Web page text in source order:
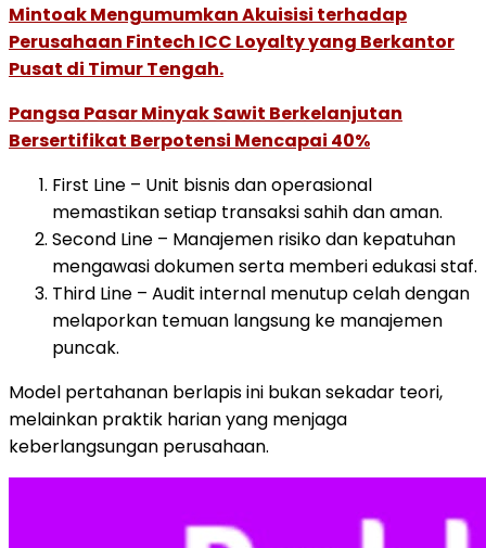
Mintoak Mengumumkan Akuisisi terhadap
Perusahaan Fintech ICC Loyalty yang Berkantor
Pusat di Timur Tengah.
Pangsa Pasar Minyak Sawit Berkelanjutan
Bersertifikat Berpotensi Mencapai 40%
First Line – Unit bisnis dan operasional
memastikan setiap transaksi sahih dan aman.
Second Line – Manajemen risiko dan kepatuhan
mengawasi dokumen serta memberi edukasi staf.
Third Line – Audit internal menutup celah dengan
melaporkan temuan langsung ke manajemen
puncak.
Model pertahanan berlapis ini bukan sekadar teori,
melainkan praktik harian yang menjaga
keberlangsungan perusahaan.